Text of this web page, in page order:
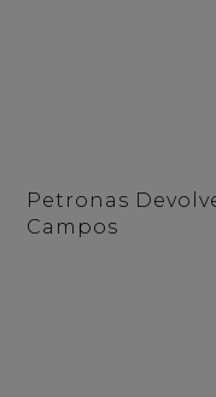
Petronas
Campos